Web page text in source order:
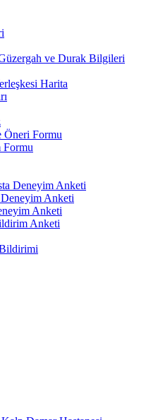
ve Durak Bilgileri
Harita
Öneri Formu
Formu
Deneyim Anketi
Anketi
Anketi
Anketi